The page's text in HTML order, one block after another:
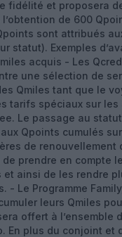
fidélité et proposera
de 600
sont attribués
statut). Exemples
acquis - Les
une sélection de
Qmiles tant que le
tarifs spéciaux sur
Le passage au
Qpoints cumulés
de renouvellement
prendre en compte
et ainsi de les rendre
- Le Programme
leurs Qmiles
offert à l’ensemble
En plus du conjoint et